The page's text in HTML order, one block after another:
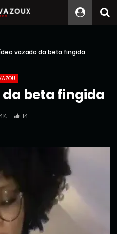
vazado da beta fingida
beta fingida
141
vídeo